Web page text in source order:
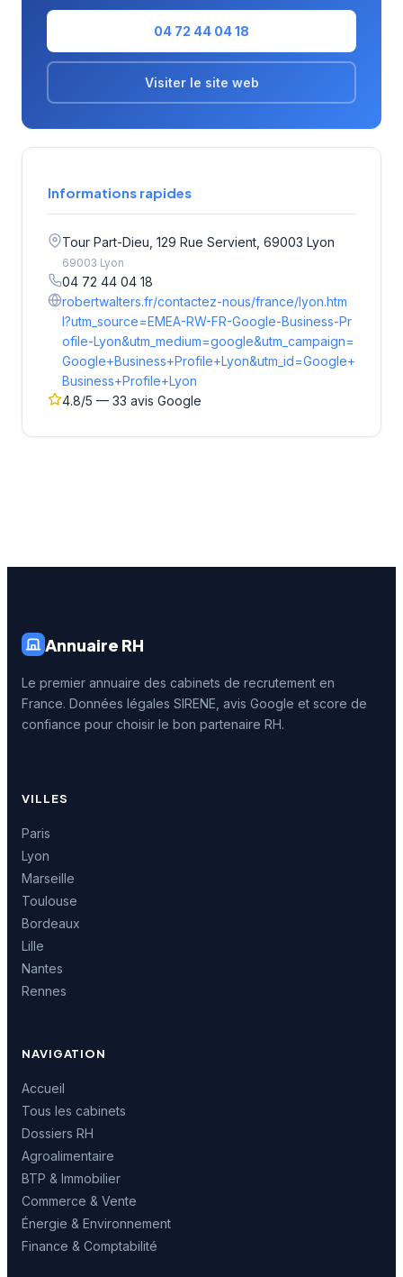
04 72 44 04 18
Visiter le site web
Informations rapides
Tour Part-Dieu, 129 Rue Servient, 69003 Lyon
69003 Lyon
04 72 44 04 18
robertwalters.fr/contactez-nous/france/lyon.htm
l?utm_source=EMEA-RW-FR-Google-Business-Pr
ofile-Lyon&utm_medium=google&utm_campaign=
Google+Business+Profile+Lyon&utm_id=Google+
Business+Profile+Lyon
4.8/5 — 33 avis Google
Annuaire RH
Le premier annuaire des cabinets de recrutement en
France. Données légales SIRENE, avis Google et score de
confiance pour choisir le bon partenaire RH.
VILLES
Paris
Lyon
Marseille
Toulouse
Bordeaux
Lille
Nantes
Rennes
NAVIGATION
Accueil
Tous les cabinets
Dossiers RH
Agroalimentaire
BTP & Immobilier
Commerce & Vente
Énergie & Environnement
Finance & Comptabilité